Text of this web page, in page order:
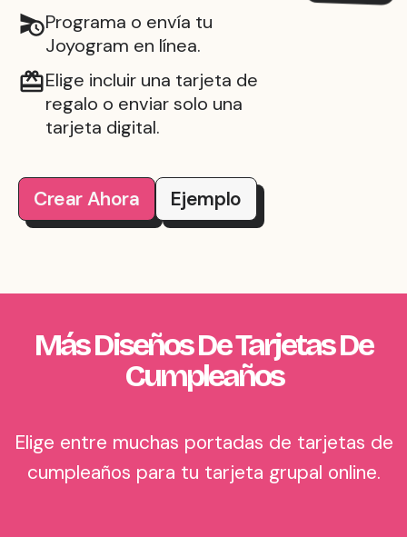
Programa o envía tu
Joyogram en línea.
Elige incluir una tarjeta de
regalo o enviar solo una
tarjeta digital.
Crear Ahora Ejemplo
Más Diseños De Tarjetas De
Cumpleaños
Elige entre muchas portadas de tarjetas de
cumpleaños para tu tarjeta grupal online.